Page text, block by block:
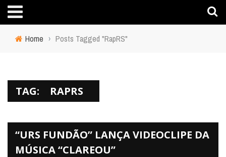
Home › Posts Tagged "RapRS"
TAG: RAPRS
“URS FUNDÃO” LANÇA VIDEOCLIPE DA
MÚSICA “CLAREOU”